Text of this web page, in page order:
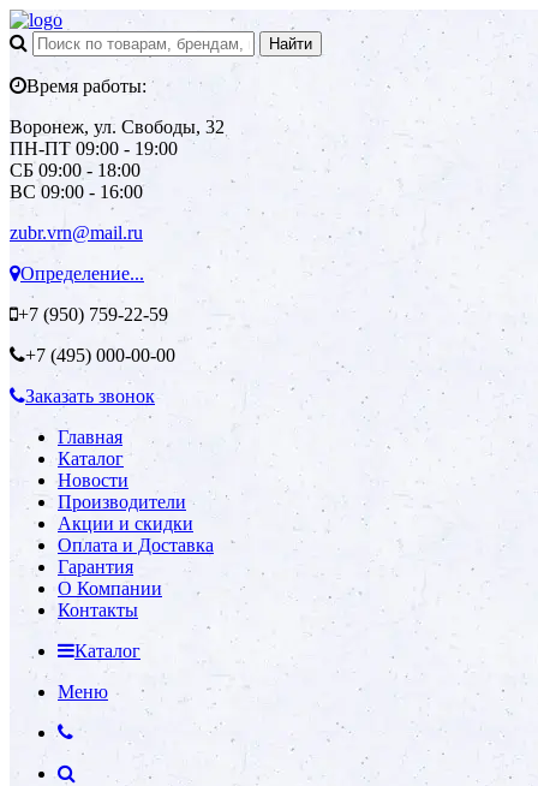
Время работы:
Воронеж, ул. Свободы, 32
ПН-ПТ 09:00 - 19:00
СБ 09:00 - 18:00
ВС 09:00 - 16:00
zubr.vrn@mail.ru
Определение...
+7 (950) 759-22-59
+7 (495) 000-00-00
Заказать звонок
Главная
Каталог
Новости
Производители
Акции и скидки
Оплата и Доставка
Гарантия
О Компании
Контакты
Каталог
Меню